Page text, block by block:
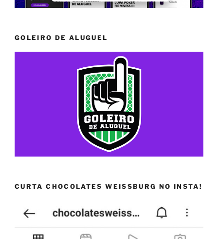
GOLEIRO DE ALUGUEL
CURTA CHOCOLATES WEISSBURG NO INSTA!